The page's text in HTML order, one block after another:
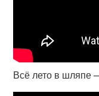
Всё лето в шляпе